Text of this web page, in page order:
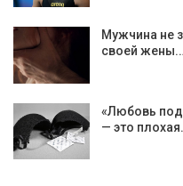
Мужчина не
своей
«‎Любовь
— это